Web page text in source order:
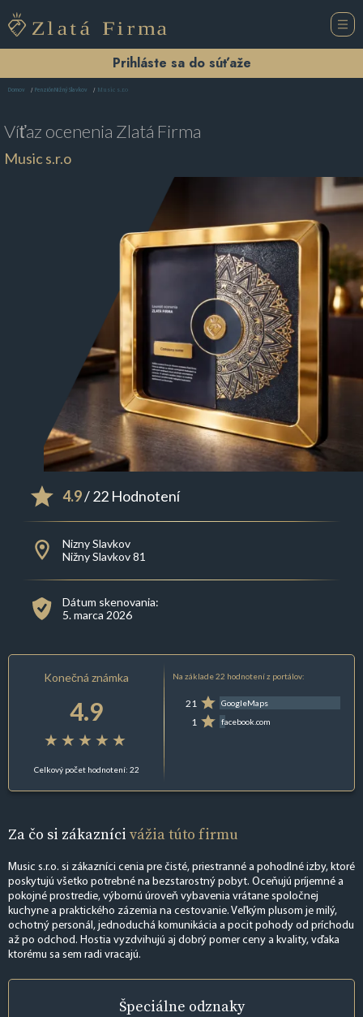
Prihláste sa do súťaže
Domov Penzión Nižný Slavkov Music s.r.o
Víťaz ocenenia Zlatá Firma
Music s.r.o
4.9/ 22 Hodnotení
Nizny Slavkov
Nižny Slavkov 81
Dátum skenovania:
5. marca 2026
Konečná známka
4.9
Celkový počet hodnotení: 22
Na základe 22 hodnotení z portálov:
21 GoogleMaps
1 facebook.com
Za čo si zákazníci vážia túto firmu
Music s.r.o. si zákazníci cenia pre čisté, priestranné a pohodlné izby, ktoré
poskytujú všetko potrebné na bezstarostný pobyt. Oceňujú príjemné a
pokojné prostredie, výbornú úroveň vybavenia vrátane spoločnej
kuchyne a praktického zázemia na cestovanie. Veľkým plusom je milý,
ochotný personál, jednoduchá komunikácia a pocit pohody od príchodu
až po odchod. Hostia vyzdvihujú aj dobrý pomer ceny a kvality, vďaka
ktorému sa sem radi vracajú.
Špeciálne odznaky